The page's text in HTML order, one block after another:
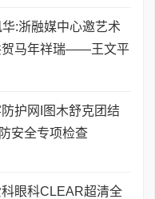
:浙融媒中心邀艺术
贺马年祥瑞——王文平
护网I图木舒克团结
安全专项检查
眼科CLEAR超清全